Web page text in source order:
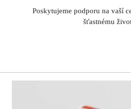
Poskytujeme podporu na vaší
šťastnému